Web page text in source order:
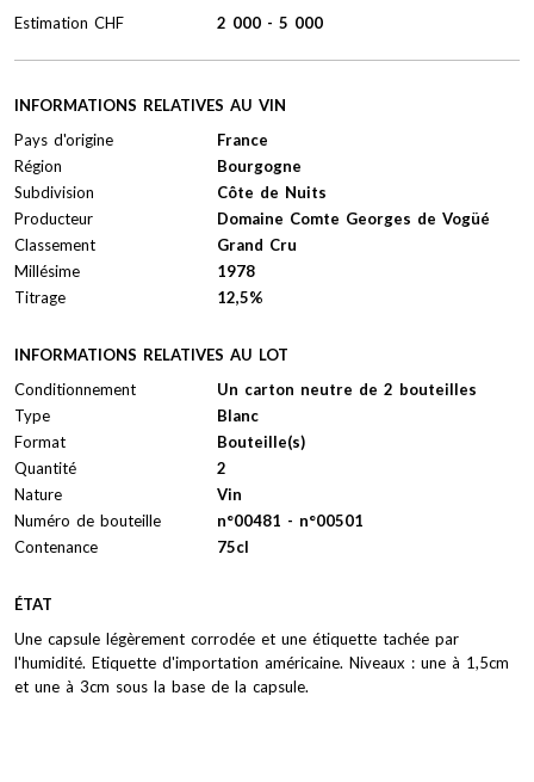
INFORMATIONS RELATIVES AU VIN
Pays d'origine
France
Région
Bourgogne
Subdivision
Côte de Nuits
Producteur
Domaine Comte Georges de Vogüé
Classement
Grand Cru
Millésime
1978
Titrage
12,5%
INFORMATIONS RELATIVES AU LOT
Conditionnement
Un carton neutre de 2 bouteilles
Type
Blanc
Format
Bouteille(s)
Quantité
2
Nature
Vin
Numéro de bouteille
n°00481 - n°00501
Contenance
75cl
Estimation CHF 2 000 - 5 000
ÉTAT
Une capsule légèrement corrodée et une étiquette tachée par
l'humidité. Etiquette d'importation américaine. Niveaux : une à 1,5cm
et une à 3cm sous la base de la capsule.